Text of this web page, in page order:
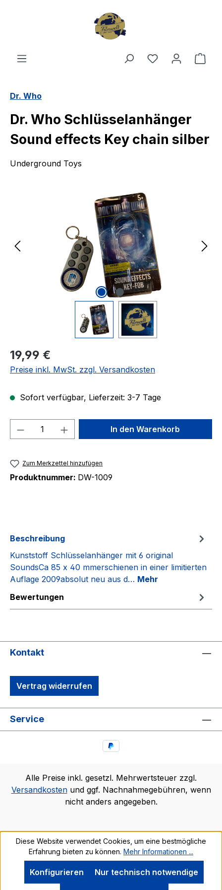
Du hast 0
Dr. Who
Dr. Who Schlüsselanhänger
Sound effects Key chain silber
Underground Toys
Regulärer Preis:
19,99 €
Preise inkl. MwSt. zzgl. Versandkosten
Sofort verfügbar, Lieferzeit: 3-7 Tage
Produkt Anzahl: Gib denIn den Warenkorb
Zum Merkzettel hinzufügen
Produktnummer: DW-1009
Beschreibung
Kunststoff Schlüsselanhänger mit 6 original
SoundsCa 85 x 40 mmerschienen in einer limitierten
Auflage 2009absolut neu aus d… Mehr
Bewertungen
Kontakt
Vertrag widerrufen
Service
Alle Preise inkl. gesetzl. Mehrwertsteuer zzgl.
Versandkostenund ggf. Nachnahmegebühren, wenn
nicht anders angegeben.
Diese Website verwendet Cookies, um eine bestmögliche
Erfahrung bieten zu können. Mehr Informationen ...
Nur technisch notwendige
Konfigurieren